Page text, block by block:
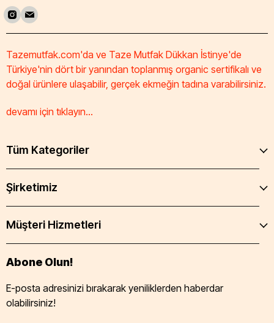
Tazemutfak.com'da ve Taze Mutfak Dükkan İstinye'de
Türkiye'nin dört bir yanından toplanmış organic sertifikalı ve
doğal ürünlere ulaşabilir, gerçek ekmeğin tadına varabilirsiniz.
devamı için tıklayın...
Tüm Kategoriler
Şirketimiz
Müşteri Hizmetleri
Abone Olun!
E-posta adresinizi bırakarak yeniliklerden haberdar
olabilirsiniz!